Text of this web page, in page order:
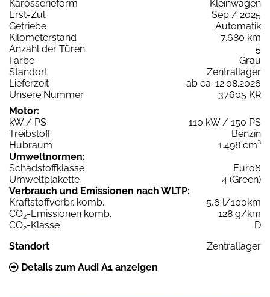
Karosserieform
Kleinwagen
Erst-Zul.
Sep / 2025
Getriebe
Automatik
Kilometerstand
7.680 km
Anzahl der Türen
5
Farbe
Grau
Standort
Zentrallager
Lieferzeit
ab ca. 12.08.2026
Unsere Nummer
37605 KR
Motor:
kW / PS
110 kW / 150 PS
Treibstoff
Benzin
Hubraum
1.498 cm³
Umweltnormen:
Schadstoffklasse
Euro6
Umweltplakette
4 (Green)
Verbrauch und Emissionen nach WLTP:
Kraftstoffverbr. komb.
5,6 l/100km
CO2-Emissionen komb.
128 g/km
CO2-Klasse
D
Standort
Zentrallager
Details zum Audi A1 anzeigen